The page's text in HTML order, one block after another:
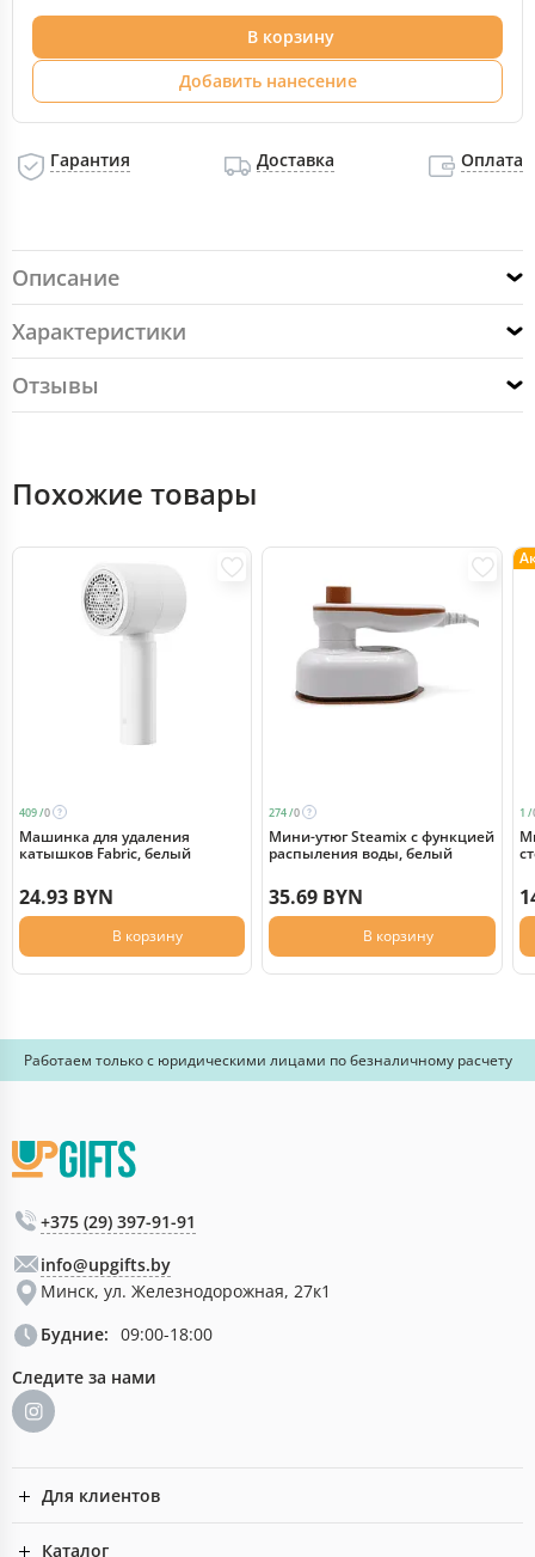
В корзину
Добавить нанесение
Гарантия Доставка Оплата
Описание
Характеристики
Отзывы
Похожие товары
409 /0
Машинка для удаления
катышков Fabric, белый
24.93 BYN
В корзину
274 /0
Мини-утюг Steamix с функцией
распыления воды, белый
35.69 BYN
В корзину
1 /
Работаем только с юридическими лицами по безналичному расчету
+375 (29) 397-91-91
info@upgifts.by
Минск, ул. Железнодорожная, 27к1
Будние: 09:00-18:00
Следите за нами
Для клиентов
Каталог